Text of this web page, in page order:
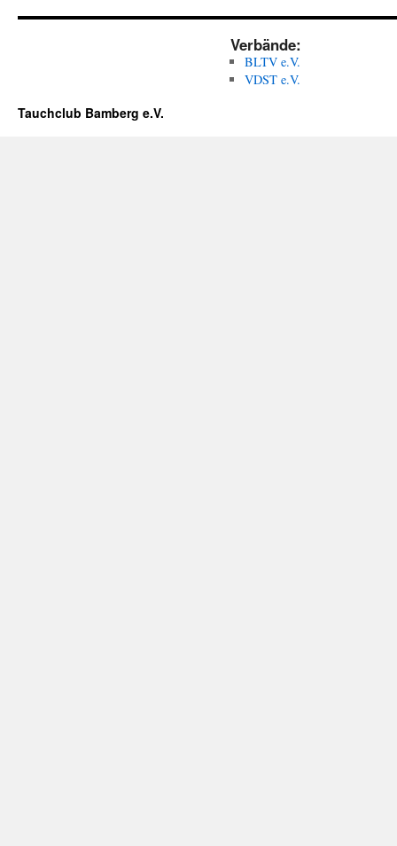
Verbände:
BLTV e.V.
VDST e.V.
Tauchclub Bamberg e.V.